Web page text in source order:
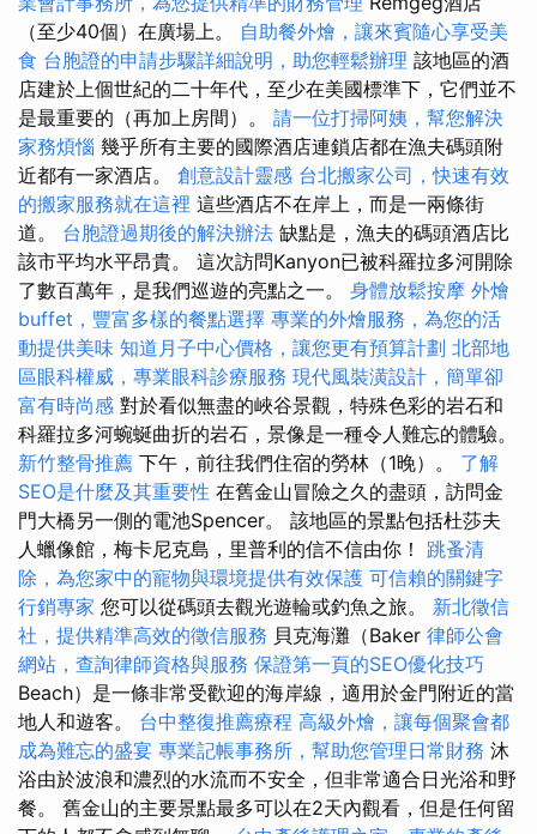
（至少40個）在廣場上。 自助餐外燴，讓來賓隨心享受美
食 台胞證的申請步驟詳細說明，助您輕鬆辦理 該地區的酒
店建於上個世紀的二十年代，至少在美國標準下，它們並不
是最重要的（再加上房間）。 請一位打掃阿姨，幫您解決
家務煩惱 幾乎所有主要的國際酒店連鎖店都在漁夫碼頭附
近都有一家酒店。 創意設計靈感 台北搬家公司，快速有效
的搬家服務就在這裡 這些酒店不在岸上，而是一兩條街
道。 台胞證過期後的解決辦法 缺點是，漁夫的碼頭酒店比
該市平均水平昂貴。 這次訪問Kanyon已被科羅拉多河開除
了數百萬年，是我們巡遊的亮點之一。 身體放鬆按摩 外燴
buffet，豐富多樣的餐點選擇 專業的外燴服務，為您的活
動提供美味 知道月子中心價格，讓您更有預算計劃 北部地
區眼科權威，專業眼科診療服務 現代風裝潢設計，簡單卻
富有時尚感 對於看似無盡的峽谷景觀，特殊色彩的岩石和
科羅拉多河蜿蜒曲折的岩石，景像是一種令人難忘的體驗。
新竹整骨推薦 下午，前往我們住宿的勞林（1晚）。 了解
SEO是什麼及其重要性 在舊金山冒險之久的盡頭，訪問金
門大橋另一側的電池Spencer。 該地區的景點包括杜莎夫
人蠟像館，梅卡尼克島，里普利的信不信由你！ 跳蚤清
除，為您家中的寵物與環境提供有效保護 可信賴的關鍵字
行銷專家 您可以從碼頭去觀光遊輪或釣魚之旅。 新北徵信
社，提供精準高效的徵信服務 貝克海灘（Baker 律師公會
網站，查詢律師資格與服務 保證第一頁的SEO優化技巧
Beach）是一條非常受歡迎的海岸線，適用於金門附近的當
地人和遊客。 台中整復推薦療程 高級外燴，讓每個聚會都
成為難忘的盛宴 專業記帳事務所，幫助您管理日常財務 沐
浴由於波浪和濃烈的水流而不安全，但非常適合日光浴和野
餐。 舊金山的主要景點最多可以在2天內觀看，但是任何留